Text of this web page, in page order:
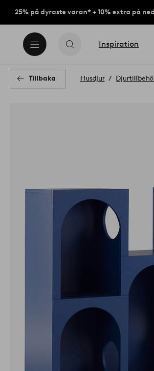
25% på dyraste varan* + 10% extra på
Inspiration
Tillbaka Husdjur